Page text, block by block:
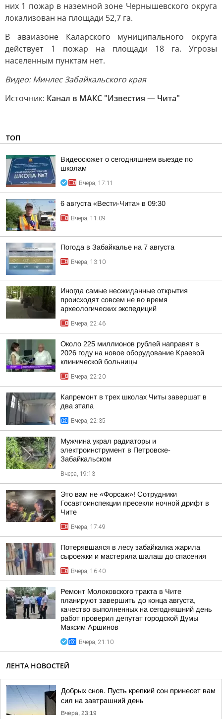
них 1 пожар в наземной зоне Чернышевского округа
локализован на площади 52,7 га.
В аваиазоне Каларского муниципального округа
действует 1 пожар на площади 18 га. Угрозы
населенным пунктам нет.
Видео: Минлес Забайкальского края
Источник: Канал в МАКС "Известия — Чита"
ТОП
Видеосюжет о сегодняшнем выезде по
школам
Вчера, 17:11
6 августа «Вести-Чита» в 09:30
Вчера, 11:09
Погода в Забайкалье на 7 августа
Вчера, 13:10
Иногда самые неожиданные открытия
происходят совсем не во время
археологических экспедиций
Вчера, 22:46
Около 225 миллионов рублей направят в
2026 году на новое оборудование Краевой
клинической больницы
Вчера, 22:20
Капремонт в трех школах Читы завершат в
два этапа
Вчера, 22:35
Мужчина украл радиаторы и
электроинструмент в Петровске-
Забайкальском
Вчера, 19:13
Это вам не «Форсаж»! Сотрудники
Госавтоинспекции пресекли ночной дрифт в
Чите
Вчера, 17:49
Потерявшаяся в лесу забайкалка жарила
сыроежки и мастерила шалаш до спасения
Вчера, 16:40
Ремонт Молоковского тракта в Чите
планируют завершить до конца августа,
качество выполненных на сегодняшний день
работ проверил депутат городской Думы
Максим Аршинов
Вчера, 21:10
ЛЕНТА НОВОСТЕЙ
Добрых снов. Пусть крепкий сон принесет вам
сил на завтрашний день
Вчера, 23:19